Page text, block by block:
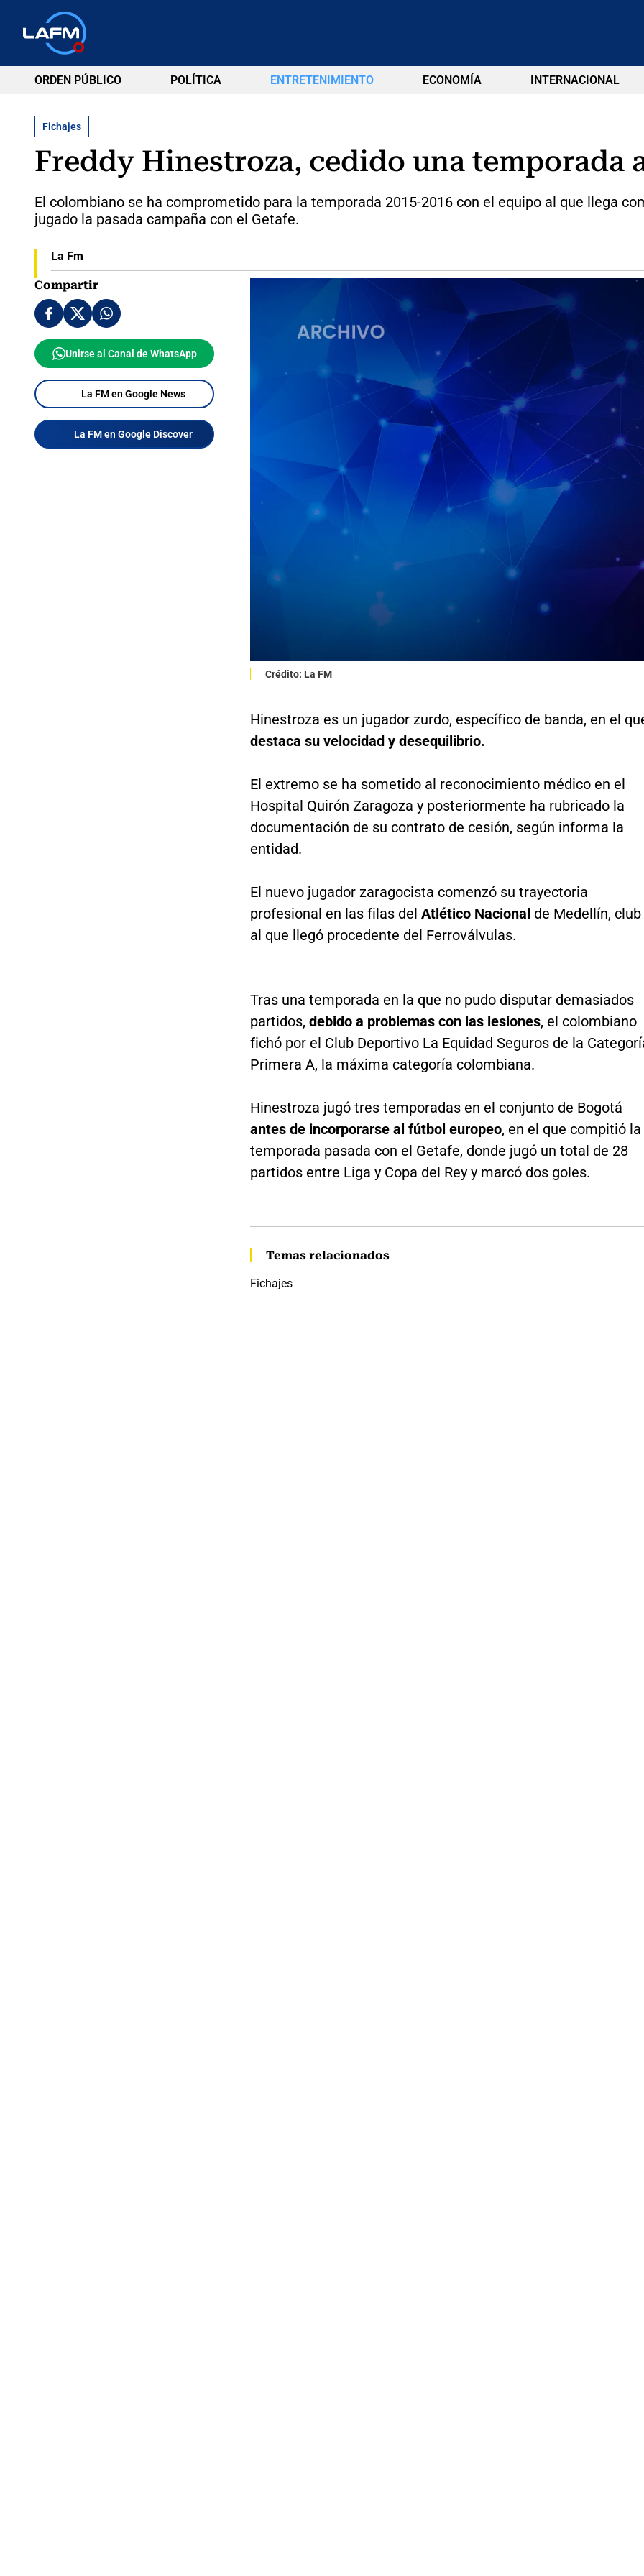
ORDEN PÚBLICO POLÍTICA ENTRETENIMIENTO ECONOMÍA INTERNACIONAL
Fichajes
Freddy Hinestroza, cedido una temporada
El colombiano se ha comprometido para la temporada 2015-2016 con el equipo al que llega
jugado la pasada campaña con el Getafe.
La Fm
Compartir
Unirse al Canal de WhatsApp
La FM en Google News
La FM en Google Discover
Crédito: La FM
Hinestroza es un jugador zurdo, específico de banda, en el
destaca su velocidad y desequilibrio.
El extremo se ha sometido al reconocimiento médico en el
Hospital Quirón Zaragoza y posteriormente ha rubricado la
documentación de su contrato de cesión, según informa la
entidad.
El nuevo jugador zaragocista comenzó su trayectoria
profesional en las filas del Atlético Nacional de Medellín, club
al que llegó procedente del Ferroválvulas.
Tras una temporada en la que no pudo disputar demasiados
partidos, debido a problemas con las lesiones, el colombiano
fichó por el Club Deportivo La Equidad Seguros de la
Primera A, la máxima categoría colombiana.
Hinestroza jugó tres temporadas en el conjunto de Bogotá
antes de incorporarse al fútbol europeo, en el que compitió la
temporada pasada con el Getafe, donde jugó un total de 28
partidos entre Liga y Copa del Rey y marcó dos goles.
Temas relacionados
Fichajes